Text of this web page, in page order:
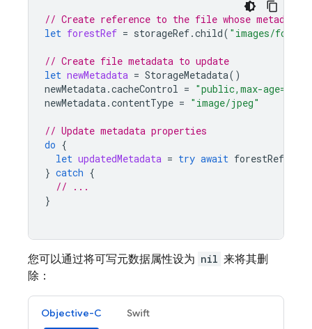
// Create reference to the file whose metadata
let forestRef = storageRef.child( "images/
// Create file metadata to update
let newMetadata = StorageMetadata()
newMetadata.cacheControl = "public,max-age=300"
newMetadata.contentType = "image/jpeg"
// Update metadata properties
do {
let updatedMetadata = try await forestRef
} catch {
// ...
}
您可以通过将可写元数据属性设为 nil 来将其删
除：
Objective-C Swift